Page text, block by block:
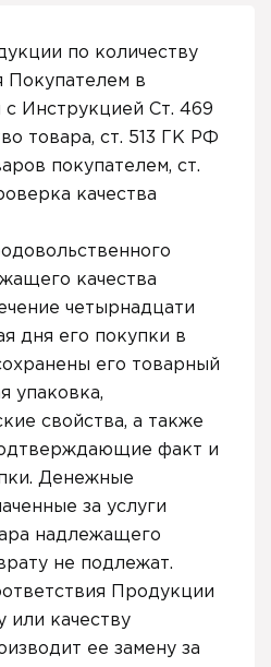
по количеству
Покупателем в
с Инструкцией Ст. 469
товара, ст. 513 ГК РФ
покупателем, ст.
качества
качества
четырнадцати
дня его покупки в
его товарный
упаковка,
свойства, а также
факт и
Денежные
за услуги
надлежащего
не подлежат.
Продукции
или качеству
ее замену за